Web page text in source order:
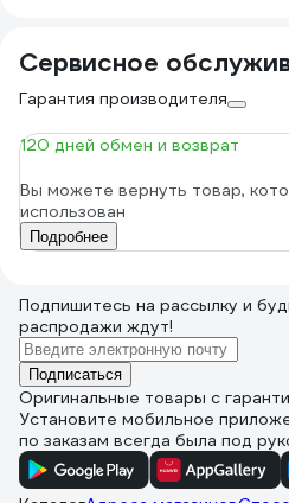
Сервисное
Гарантия производителя
120 дней обмен и возврат
Вы можете вернуть товар,
использован
Подробнее
Подпишитесь на рассылку и
распродажи ждут!
Подписаться
Оригинальные товары с
Установите мобильное
по заказам всегда была под